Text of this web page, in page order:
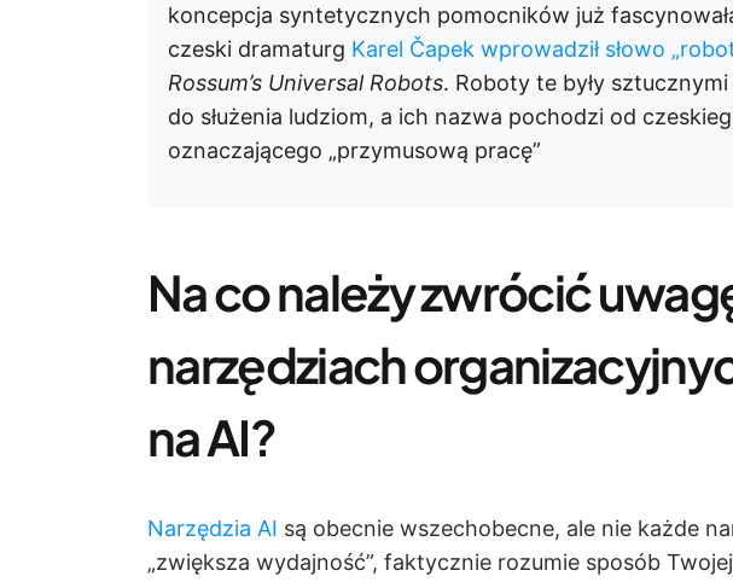
koncepcja syntetycznych pomocników już
czeski dramaturg Karel Čapek wprowadził słowo
Rossum’s Universal Robots. Roboty te były
do służenia ludziom, a ich nazwa pochodzi od
oznaczającego „przymusową pracę”
Na co należy zwrócić
narzędziach
na AI?
Narzędzia AI są obecnie wszechobecne, ale nie każde
„zwiększa wydajność”, faktycznie rozumie sposób